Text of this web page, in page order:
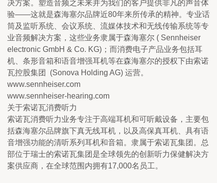
决方案。塑造音频之未来并为我们的客户提供非凡的声音体
验——这就是森海塞尔品牌近80年来所传承的精神。专业话
筒及监听系统、会议系统、流媒体技术和无线传输系统等专
业音频解决方案，这些业务隶属于森海塞尔 ( Sennheiser
electronic GmbH & Co. KG)；而消费电子产品业务包括耳
机、条形音箱和语音增强耳机等在森海塞尔的授权下由索诺
瓦控股集团  (Sonova Holding AG) 运营。
www.sennheiser.com
www.sennheiser-hearing.com
关于索诺瓦消费听力
索诺瓦消费听力业务专注于高端耳机和可听戴设备，主要包
括森海塞尔品牌旗下真无线耳机，以及高保真耳机、具有语
音增强功能的清听系列耳机和音箱。隶属于索诺瓦集团。总
部位于瑞士的索诺瓦集团是全球领先的创新听力保健解决方
案供应商，在全球范围内拥有17,000名员工。